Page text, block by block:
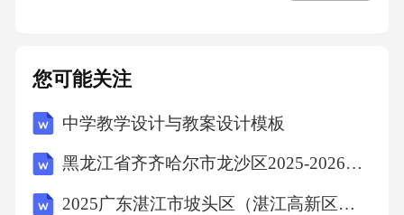
您可能关注
中学教学设计与教案设计模板
黑龙江省齐齐哈尔市龙沙区2025-2026学年数学三下期中调研试题（含解析）
2025广东湛江市坡头区（湛江高新区）选聘国有企业管理人员5人笔试历年备考题库附带答案详解